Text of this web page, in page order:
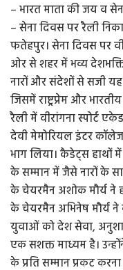
– भारत माता की जय व
– सेना दिवस पर रैली
फतेहपुर। सेना दिवस पर
ओर से शहर में भव्य
नारों और संदेशों से सजी यह
जिसमें राष्ट्रप्रेम और
रैली में वीरांगना स्पोर्ट
देवी मेमोरियल इंटर
भाग लिया। कैडेट्स हाथों
के सम्मान में जैसे नारों के
के चेयरमैन अशोक मौर्य ने
के चेयरमैन अभिनेष मौर्य
युवाओं को देश सेवा,
एक सशक्त माध्यम है।
के प्रति सम्मान प्रकट